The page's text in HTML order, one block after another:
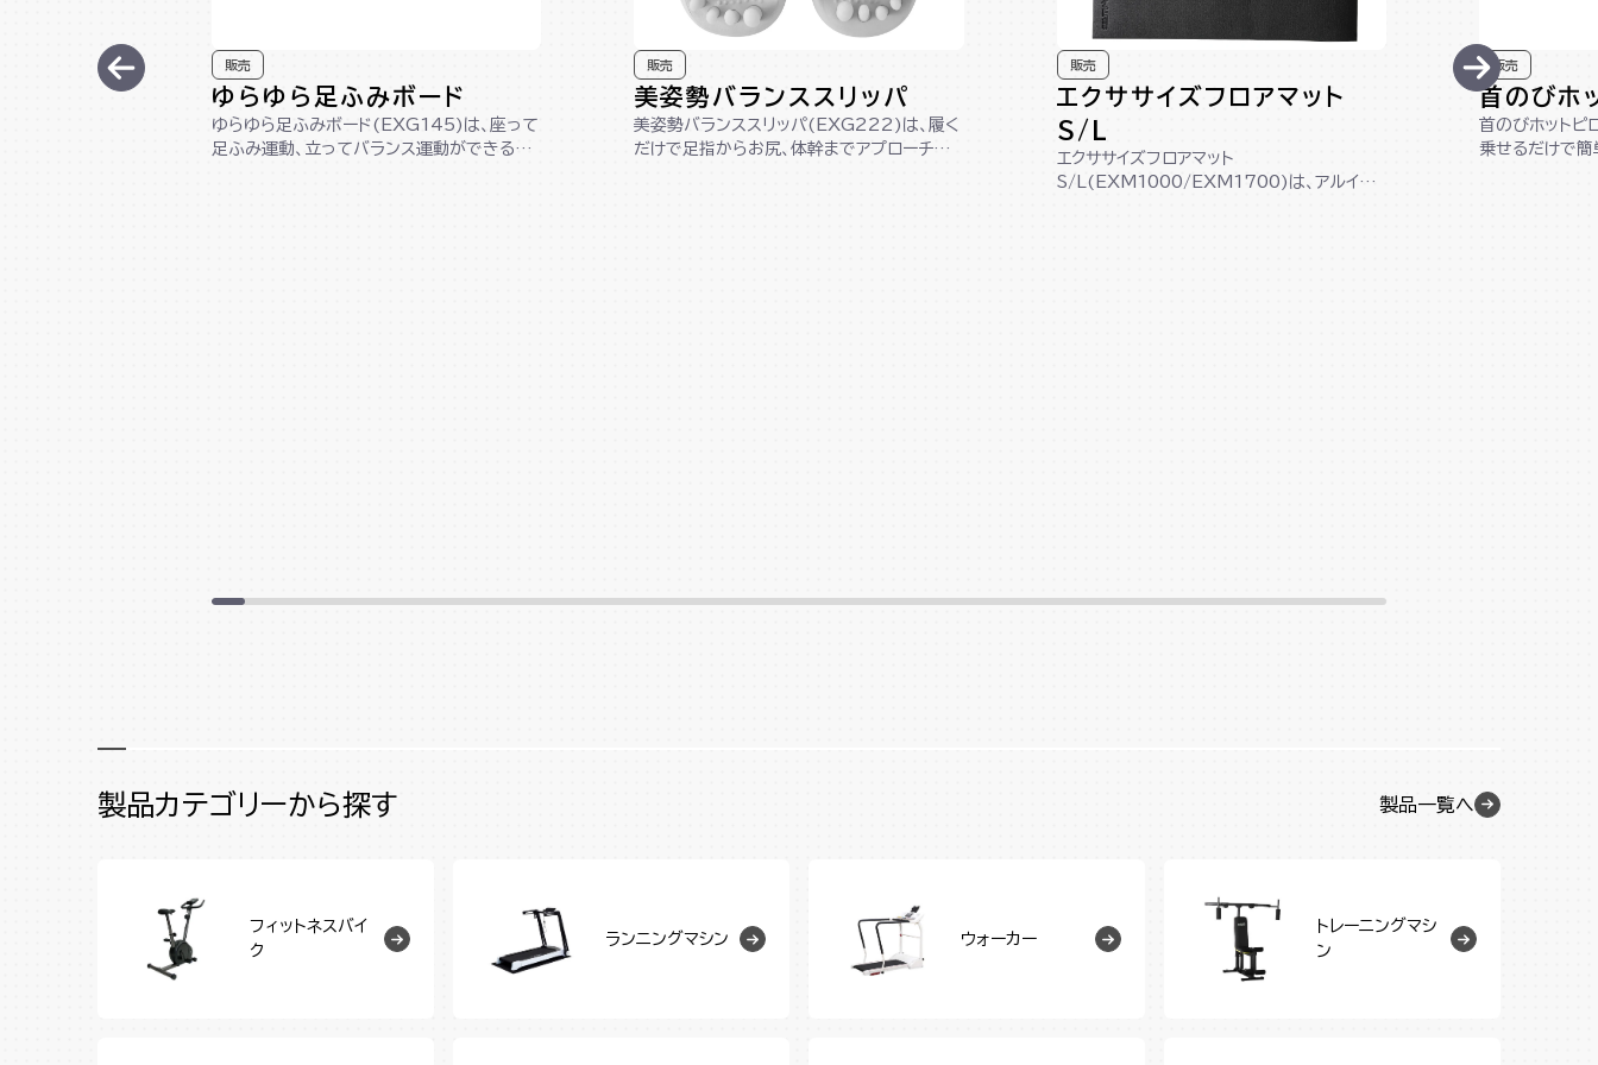
販売
ゆらゆら足ふみボード
ゆらゆら足ふみボード(EXG145)は、座って
足ふみ運動、立ってバランス運動ができる1
販売
美姿勢バランススリッパ
美姿勢バランススリッパ(EXG222)は、履く
だけで足指からお尻、体幹までアプローチし、
販売
エクササイズフロアマット
S/L
エクササイズフロアマット
S/L(EXM1000/EXM1700)は、アルイン
販売
首のびホ
首のびホット
乗せるだけで簡
製品カテゴリーから探す 製品一覧へ
フィットネスバイ
ク
ランニングマシン ウォーカー
トレーニングマシ
ン